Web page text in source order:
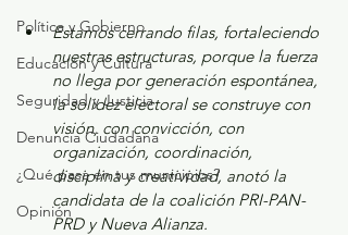
Política y Gobierno
Educación y Cultura
Seguridad y Justicia
Denuncia Ciudadana
¿Qué pasa en tus municipios?
Opinión
Estamos cerrando filas, fortaleciendo
nuestras estructuras, porque la fuerza
no llega por generación espontánea,
la solidez electoral se construye con
visión, con convicción, con
organización, coordinación,
disciplina y creatividad, anotó la
candidata de la coalición PRI-PAN-
PRD y Nueva Alianza.